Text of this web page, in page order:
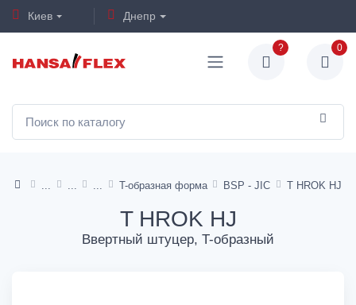
Киев Днепр
? 0
T-образная форма BSP - JIC T HROK HJ
T HROK HJ
Ввертный штуцер, T-образный